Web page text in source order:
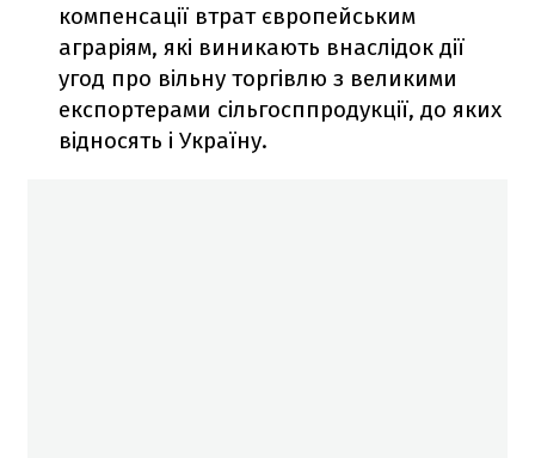
компенсації втрат європейським
аграріям, які виникають внаслідок дії
угод про вільну торгівлю з великими
експортерами сільгосппродукції, до яких
відносять і Україну.